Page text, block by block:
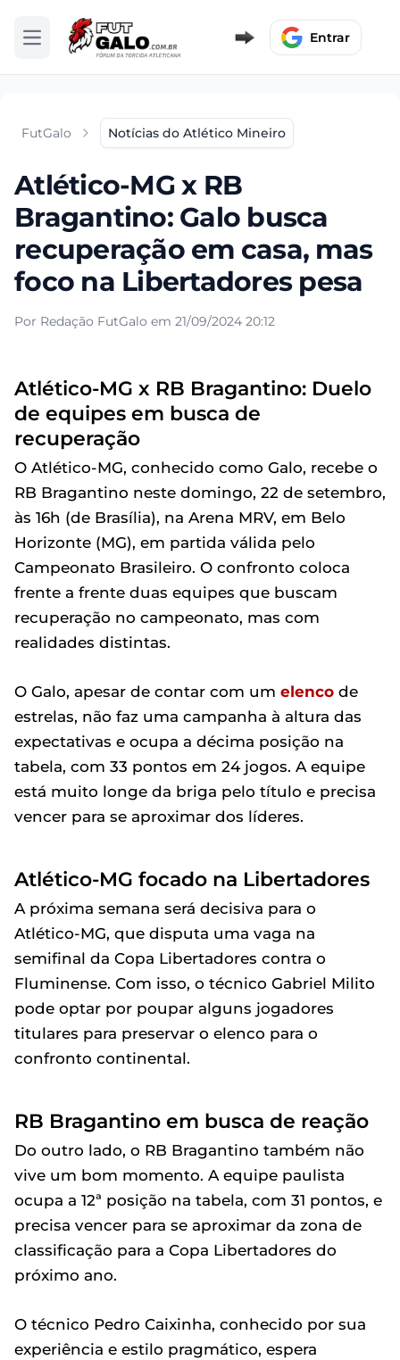
Abrir menu Entrar
FutGalo Notícias do Atlético Mineiro
Atlético-MG x RB
Bragantino: Galo busca
recuperação em casa, mas
foco na Libertadores pesa
Por Redação FutGalo em 21/09/2024 20:12
Atlético-MG x RB Bragantino: Duelo
de equipes em busca de
recuperação
O Atlético-MG, conhecido como Galo, recebe o
RB Bragantino neste domingo, 22 de setembro,
às 16h (de Brasília), na Arena MRV, em Belo
Horizonte (MG), em partida válida pelo
Campeonato Brasileiro. O confronto coloca
frente a frente duas equipes que buscam
recuperação no campeonato, mas com
realidades distintas.
O Galo, apesar de contar com um elenco de
estrelas, não faz uma campanha à altura das
expectativas e ocupa a décima posição na
tabela, com 33 pontos em 24 jogos. A equipe
está muito longe da briga pelo título e precisa
vencer para se aproximar dos líderes.
Atlético-MG focado na Libertadores
A próxima semana será decisiva para o
Atlético-MG, que disputa uma vaga na
semifinal da Copa Libertadores contra o
Fluminense. Com isso, o técnico Gabriel Milito
pode optar por poupar alguns jogadores
titulares para preservar o elenco para o
confronto continental.
RB Bragantino em busca de reação
Do outro lado, o RB Bragantino também não
vive um bom momento. A equipe paulista
ocupa a 12ª posição na tabela, com 31 pontos, e
precisa vencer para se aproximar da zona de
classificação para a Copa Libertadores do
próximo ano.
O técnico Pedro Caixinha, conhecido por sua
experiência e estilo pragmático, espera